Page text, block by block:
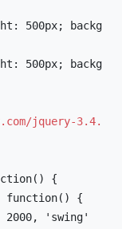
jquery-3.4.
{
function() {